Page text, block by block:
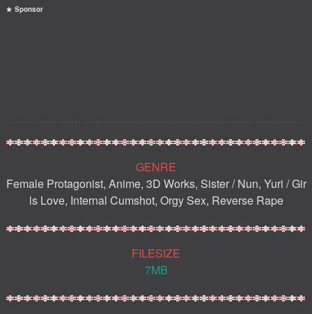
Sponsor
GENRE
Female Protagonist, Anime, 3D Works, Sister / Nun, Yuri / Gir
ls Love, Internal Cumshot, Orgy Sex, Reverse Rape
FILESIZE
7MB